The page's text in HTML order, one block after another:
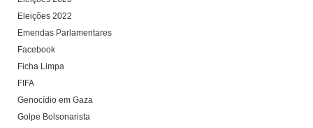
Eleições 2022
Emendas Parlamentares
Facebook
Ficha Limpa
FIFA
Genocídio em Gaza
Golpe Bolsonarista